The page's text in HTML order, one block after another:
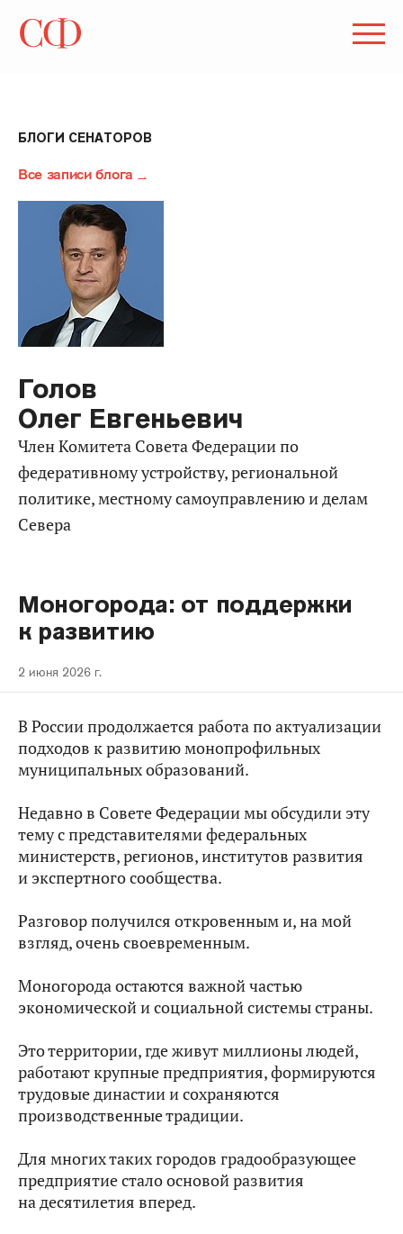
БЛОГИ СЕНАТОРОВ
Все записи блога
Голов
Олег Евгеньевич
Член Комитета Совета Федерации по
федеративному устройству, региональной
политике, местному самоуправлению и делам
Севера
Моногорода: от поддержки
к развитию
2 июня 2026 г.
В России продолжается работа по актуализации
подходов к развитию монопрофильных
муниципальных образований.
Недавно в Совете Федерации мы обсудили эту
тему с представителями федеральных
министерств, регионов, институтов развития
и экспертного сообщества.
Разговор получился откровенным и, на мой
взгляд, очень своевременным.
Моногорода остаются важной частью
экономической и социальной системы страны.
Это территории, где живут миллионы людей,
работают крупные предприятия, формируются
трудовые династии и сохраняются
производственные традиции.
Для многих таких городов градообразующее
предприятие стало основой развития
на десятилетия вперед.